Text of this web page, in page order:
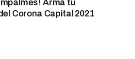
Arma tu
Corona Capital 2021